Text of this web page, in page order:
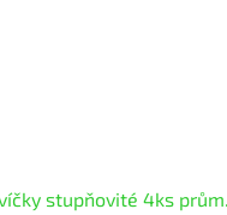
stupňovité 4ks